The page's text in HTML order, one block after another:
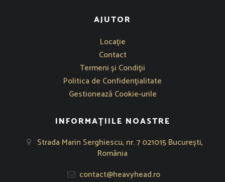
AJUTOR
Se deschide într-o fereastră nouă
Locație
Contact
Termeni și Condiţii
Politica de Confidențialitate
Gestionează Cookie-urile
INFORMAȚIILE NOASTRE
Strada Marin Serghiescu, nr. 7 021015 București,
România
contact@heavyhead.ro